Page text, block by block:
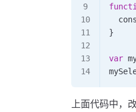
}
var
上面代码中，